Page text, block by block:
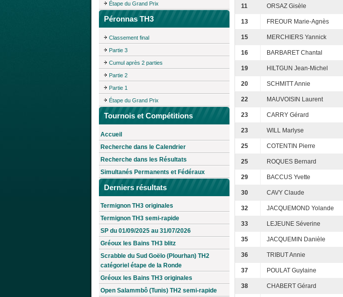
Étape du Grand Prix
Péronnas TH3
Classement final
Partie 3
Cumul après 2 parties
Partie 2
Partie 1
Étape du Grand Prix
Tournois et Compétitions
Accueil
Recherche dans le Calendrier
Recherche dans les Résultats
Simultanés Permanents et Fédéraux
Derniers résultats
Termignon TH3 originales
Termignon TH3 semi-rapide
SP du 01/09/2025 au 31/07/2026
Gréoux les Bains TH3 blitz
Scrabble du Sud Goëlo (Plourhan) TH2
catégoriel étape de la Ronde
Gréoux les Bains TH3 originales
Open Salammbô (Tunis) TH2 semi-rapide
11 ORSAZ Gisèle
13 FREOUR Marie-Agnès
15 MERCHIERS Yannick
16 BARBARET Chantal
19 HILTGUN Jean-Michel
20 SCHMITT Annie
22 MAUVOISIN Laurent
23 CARRY Gérard
23 WILL Marlyse
25 COTENTIN Pierre
25 ROQUES Bernard
29 BACCUS Yvette
30 CAVY Claude
32 JACQUEMOND Yolande
33 LEJEUNE Séverine
35 JACQUEMIN Danièle
36 TRIBUT Annie
37 POULAT Guylaine
38 CHABERT Gérard